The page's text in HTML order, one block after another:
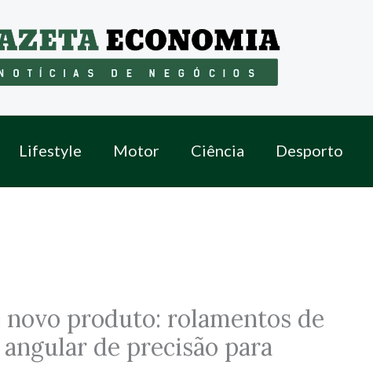
Lifestyle Motor Ciência Desporto
novo produto: rolamentos de
de precisão para